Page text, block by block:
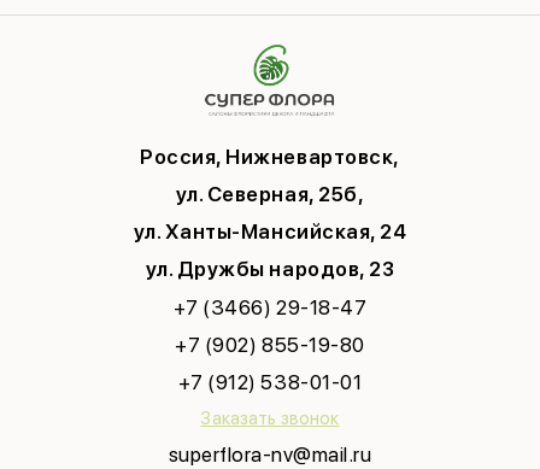
Россия, Нижневартовск,
ул. Северная, 25б,
ул. Ханты-Мансийская, 24
ул. Дружбы народов, 23
+7 (3466) 29-18-47
+7 (902) 855-19-80
+7 (912) 538-01-01
Заказать звонок
superflora-nv@mail.ru
Политика конфиденциальности
Соглашение на рекламу
Открытки
День Матери